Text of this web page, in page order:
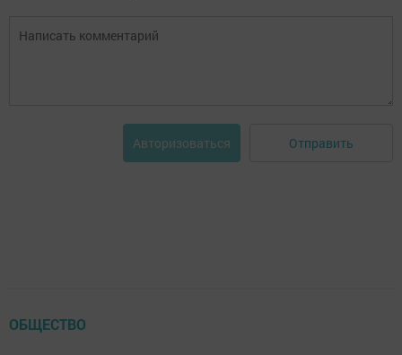
Авторизоваться Отправить
ОБЩЕСТВО